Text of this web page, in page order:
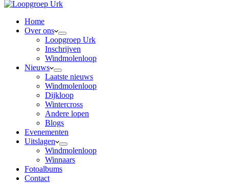
Home
Over ons
Loopgroep Urk
Inschrijven
Windmolenloop
Nieuws
Laatste nieuws
Windmolenloop
Dijkloop
Wintercross
Andere lopen
Blogs
Evenementen
Uitslagen
Windmolenloop
Winnaars
Fotoalbums
Contact